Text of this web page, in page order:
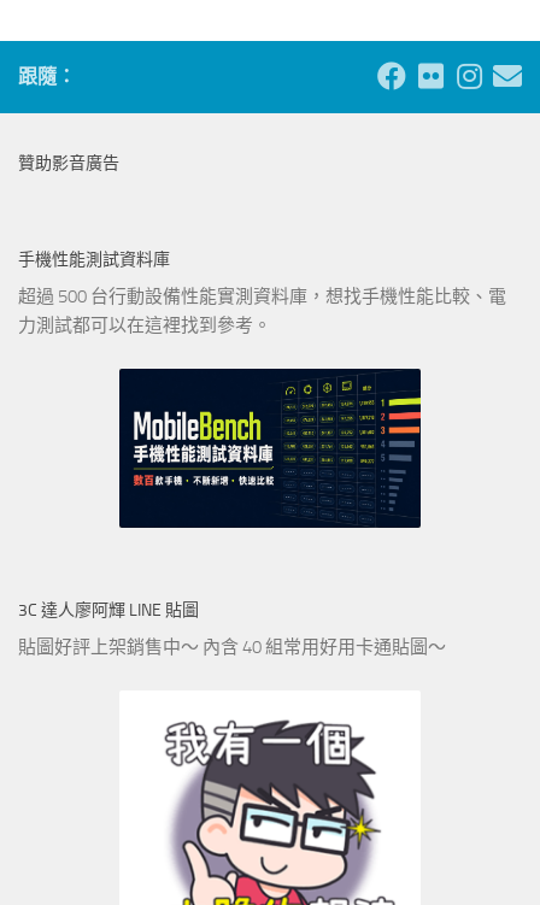
跟隨：
贊助影音廣告
手機性能測試資料庫
超過 500 台行動設備性能實測資料庫，想找手機性能比較、電
力測試都可以在這裡找到參考。
3C 達人廖阿輝 LINE 貼圖
貼圖好評上架銷售中～ 內含 40 組常用好用卡通貼圖～